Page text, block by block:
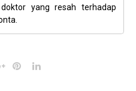
yang resah terhadap